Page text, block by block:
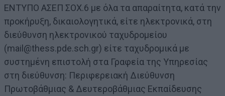
ΕΝΤΥΠΟ ΑΣΕΠ ΣΟΧ.6 με όλα τα απαραίτητα, κατά την
προκήρυξη, δικαιολογητικά, είτε ηλεκτρονικά, στη
διεύθυνση ηλεκτρονικού ταχυδρομείου
(mail@thess.pde.sch.gr) είτε ταχυδρομικά με
συστημένη επιστολή στα Γραφεία της Υπηρεσίας
στη διεύθυνση: Περιφερειακή Διεύθυνση
Πρωτοβάθμιας & Δευτεροβάθμιας Εκπαίδευσης